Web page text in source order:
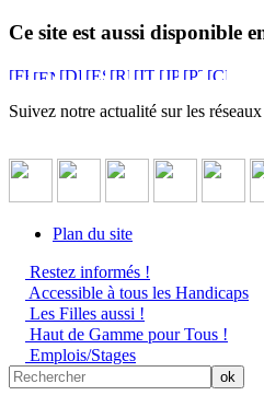
Ce site est aussi disponible
Suivez notre actualité sur les
Plan du site
Restez informés !
Accessible à tous les Handicaps
Les Filles aussi !
Haut de Gamme pour Tous !
Emplois/Stages